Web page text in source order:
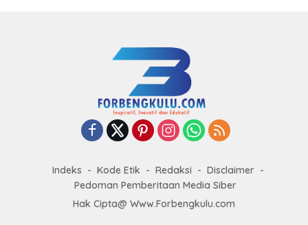
Indeks Kode Etik Redaksi
Disclaimer
Pedoman Pemberitaan Media Siber
Hak Cipta@ Www.Forbengkulu.com